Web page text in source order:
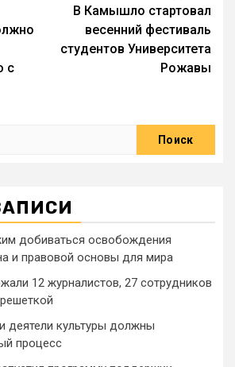
с
В Камышло стартовал
весенний фестиваль
студентов Университета
Рожавы
добиваться освобождения
и правовой основы для мира
12 журналистов, 27 сотрудников
деятели культуры должны
процесс